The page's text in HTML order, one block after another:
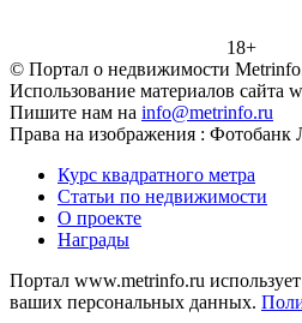
18+
© Портал о недвижимости
Использование материалов сайта
Пишите нам на info@metrinfo.ru
Права на изображения : Фотобанк
Курс квадратного метра
Статьи по недвижимости
О проекте
Награды
Портал www.metrinfo.ru
ваших персональных данных.